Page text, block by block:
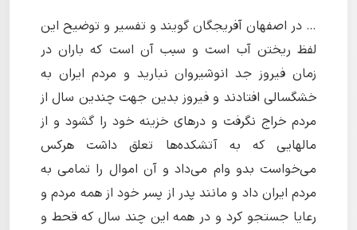
… در اصفهان آفریجگان گویند و تفسیر و توضیح این
لفظ ریختن آب است و سبب آن است که باران در
زمان فیروز جد انوشیروان نبارید و مردم ایران به
خشگسالى افتادند و فیروز بدین جهت چندین سال از
مردم خراج نگرفت و درهاى خزینه خود را گشود و از
مالهایى که به آتشکده‌ها تعلق داشت هرکس
مى‌خواست بدو وام مى‌داد و آن اموال را تمامى به
مردم ایران داد و مانند پدر از پسر خود از همه مردم و
رعایا جستجو کرد و در همه این چند سال که قحط و